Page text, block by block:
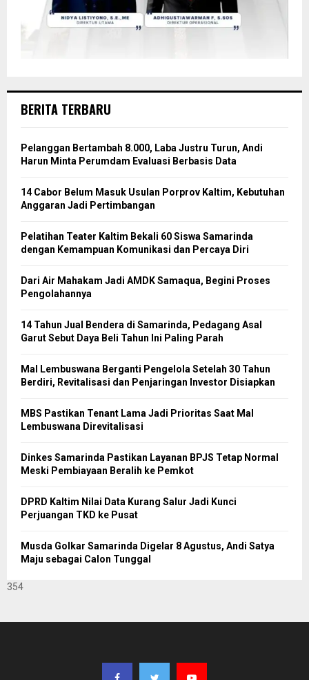
BERITA TERBARU
Pelanggan Bertambah 8.000, Laba Justru Turun, Andi
Harun Minta Perumdam Evaluasi Berbasis Data
14 Cabor Belum Masuk Usulan Porprov Kaltim, Kebutuhan
Anggaran Jadi Pertimbangan
Pelatihan Teater Kaltim Bekali 60 Siswa Samarinda
dengan Kemampuan Komunikasi dan Percaya Diri
Dari Air Mahakam Jadi AMDK Samaqua, Begini Proses
Pengolahannya
14 Tahun Jual Bendera di Samarinda, Pedagang Asal
Garut Sebut Daya Beli Tahun Ini Paling Parah
Mal Lembuswana Berganti Pengelola Setelah 30 Tahun
Berdiri, Revitalisasi dan Penjaringan Investor Disiapkan
MBS Pastikan Tenant Lama Jadi Prioritas Saat Mal
Lembuswana Direvitalisasi
Dinkes Samarinda Pastikan Layanan BPJS Tetap Normal
Meski Pembiayaan Beralih ke Pemkot
DPRD Kaltim Nilai Data Kurang Salur Jadi Kunci
Perjuangan TKD ke Pusat
Musda Golkar Samarinda Digelar 8 Agustus, Andi Satya
Maju sebagai Calon Tunggal
354